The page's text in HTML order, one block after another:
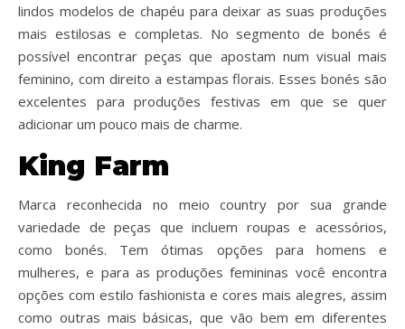
lindos modelos de chapéu para deixar as suas produções
mais estilosas e completas. No segmento de bonés é
possível encontrar peças que apostam num visual mais
feminino, com direito a estampas florais. Esses bonés são
excelentes para produções festivas em que se quer
adicionar um pouco mais de charme.
King Farm
Marca reconhecida no meio country por sua grande
variedade de peças que incluem roupas e acessórios,
como bonés. Tem ótimas opções para homens e
mulheres, e para as produções femininas você encontra
opções com estilo fashionista e cores mais alegres, assim
como outras mais básicas, que vão bem em diferentes